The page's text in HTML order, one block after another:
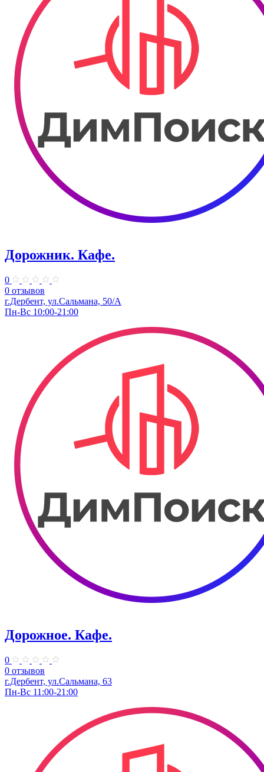
Дорожник. Кафе.
0
0 отзывов
г.Дербент, ул.Сальмана, 50/А
Пн-Вс 10:00-21:00
Дорожное. Кафе.
0
0 отзывов
г.Дербент, ул.Сальмана, 63
Пн-Вс 11:00-21:00